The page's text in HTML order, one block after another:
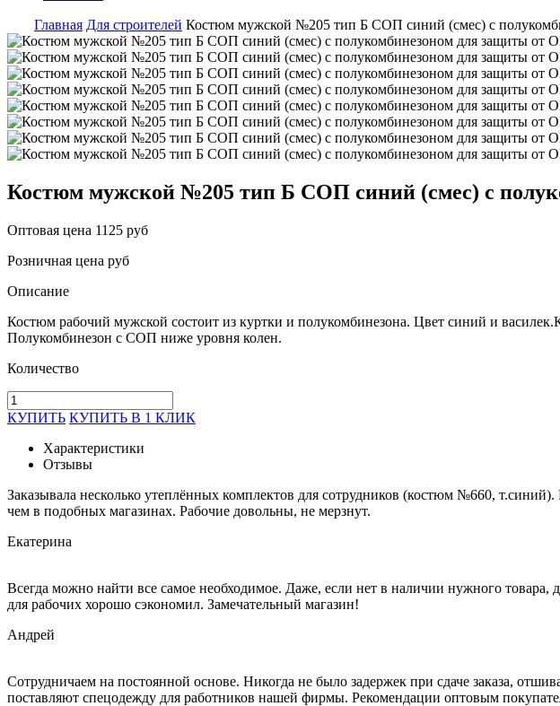
Главная Для строителей Костюм мужской №205 тип Б СОП синий (смес) с
Костюм мужской №205 тип Б СОП синий (смес) с
Оптовая цена 1125 руб
Розничная цена руб
Описание
Костюм рабочий мужской состоит из куртки и полукомбинезона. Цвет синий и
Полукомбинезон с СОП ниже уровня колен.
Количество
КУПИТЬ КУПИТЬ В 1 КЛИК
Характеристики
Отзывы
Заказывала несколько утеплённых комплектов для сотрудников (костюм №660,
чем в подобных магазинах. Рабочие довольны, не мерзнут.
Екатерина
Всегда можно найти все самое необходимое. Даже, если нет в наличии нужного товара,
для рабочих хорошо сэкономил. Замечательный магазин!
Андрей
Сотрудничаем на постоянной основе. Никогда не было задержек при сдаче заказа,
поставляют спецодежду для работников нашей фирмы. Рекомендации оптовым